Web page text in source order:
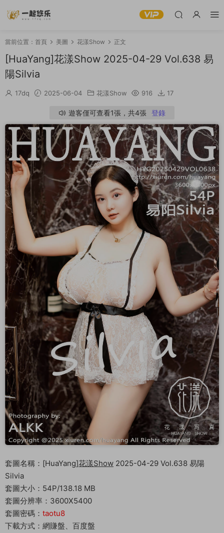
當前位置： 首頁 美圖 花漾Show 正文
[HuaYang]花漾Show 2025-04-29 Vol.638 易
陽Silvia
17dq 2025-06-04 花漾Show 916 17
遊客僅可查看1張，共4張 登錄
套圖名稱：[HuaYang]花漾Show 2025-04-29 Vol.638 易陽
Silvia
套圖大小：54P/138.18 MB
套圖分辨率：3600X5400
套圖密碼： taotu8
下載方式：網賺盤、百度盤